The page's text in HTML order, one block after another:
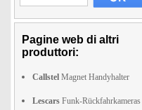
Pagine web di altri
produttori:
Callstel Magnet Handyhalter
Lescars Funk-Rückfahrkameras